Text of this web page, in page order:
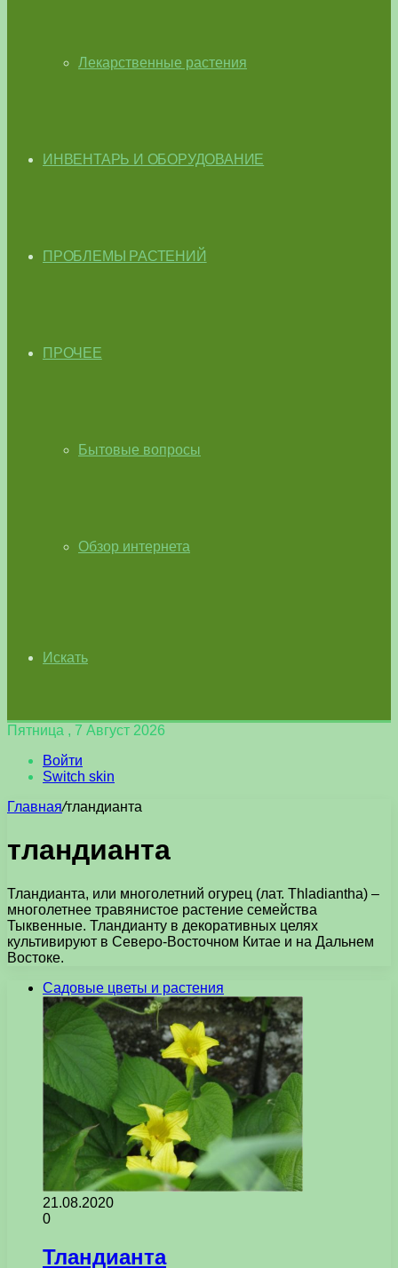
Лекарственные растения
ИНВЕНТАРЬ И ОБОРУДОВАНИЕ
ПРОБЛЕМЫ РАСТЕНИЙ
ПРОЧЕЕ
Бытовые вопросы
Обзор интернета
Искать
Пятница , 7 Август 2026
Войти
Switch skin
Главная/тландианта
тландианта
Тландианта, или многолетний огурец (лат. Thladiantha) –
многолетнее травянистое растение семейства
Тыквенные. Тландианту в декоративных целях
культивируют в Северо-Восточном Китае и на Дальнем
Востоке.
Садовые цветы и растения
21.08.2020
0
Тландианта